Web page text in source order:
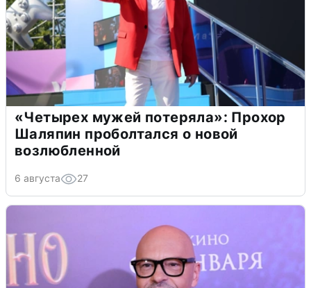
«Четырех мужей потеряла»: Прохор
Шаляпин проболтался о новой
возлюбленной
6 августа 27